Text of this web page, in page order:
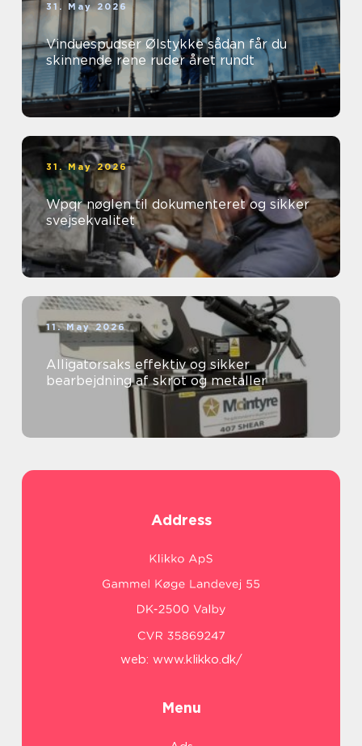
31. May 2026
Vinduespudser Ølstykke sådan får du
skinnende rene ruder året rundt
31. May 2026
Wpqr nøglen til dokumenteret og sikker
svejsekvalitet
11. May 2026
Alligatorsaks effektiv og sikker
bearbejdning af skrot og metaller
Address
web: www.klikko.dk/
Menu